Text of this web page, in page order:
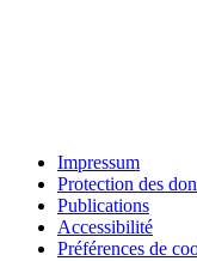
Impressum
Protection des
Publications
Accessibilité
Préférences de